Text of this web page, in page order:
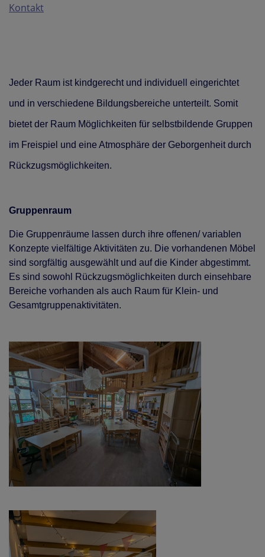
Kontakt
Jeder Raum ist kindgerecht und individuell eingerichtet
und in verschiedene Bildungsbereiche unterteilt. Somit
bietet der Raum Möglichkeiten für selbstbildende Gruppen
im Freispiel und eine Atmosphäre der Geborgenheit durch
Rückzugsmöglichkeiten.
Gruppenraum
Die Gruppenräume lassen durch ihre offenen/ variablen
Konzepte vielfältige Aktivitäten zu. Die vorhandenen Möbel
sind sorgfältig ausgewählt und auf die Kinder abgestimmt.
Es sind sowohl Rückzugsmöglichkeiten durch einsehbare
Bereiche vorhanden als auch Raum für Klein- und
Gesamtgruppenaktivitäten.